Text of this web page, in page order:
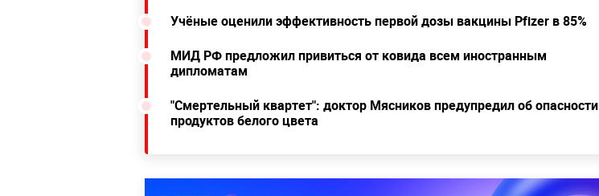
Учёные оценили эффективность первой дозы вакцины Pfizer в 85%
МИД РФ предложил привиться от ковида всем иностранным
дипломатам
"Смертельный квартет": доктор Мясников предупредил об опасности
продуктов белого цвета